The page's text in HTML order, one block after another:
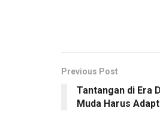
Previous Post
Tantangan di Era
Muda Harus